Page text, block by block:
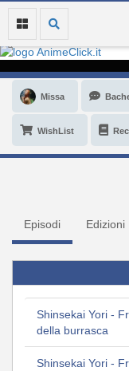
Missa
WishList
Episodi Edizioni
Shinsekai Yori -
della burrasca
Shinsekai Yori -